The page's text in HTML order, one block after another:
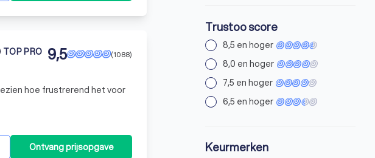
TOP PRO (1088)
9,5
hoe frustrerend het voor
Ontvang prijsopgave
Trustoo score
8,5 en hoger
8,0 en hoger
7,5 en hoger
6,5 en hoger
Keurmerken